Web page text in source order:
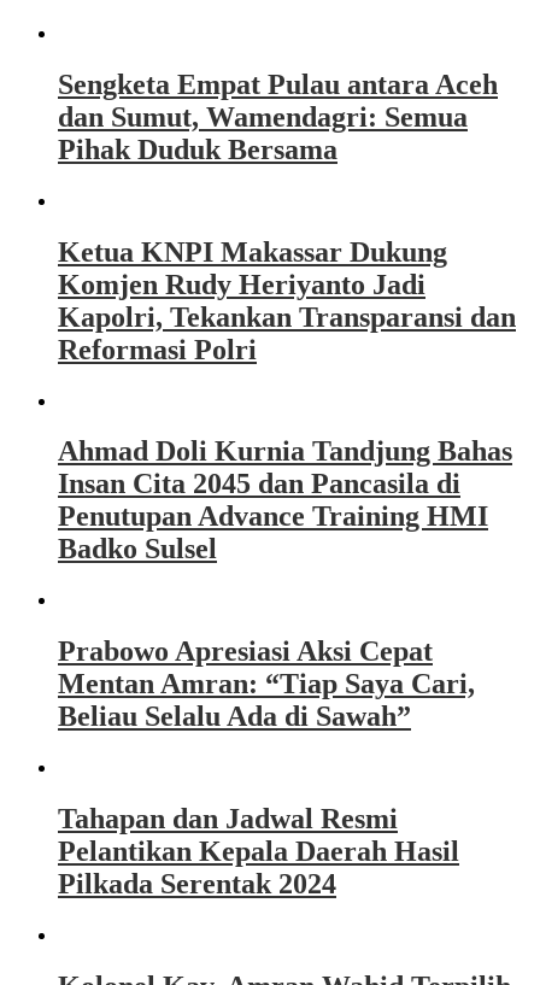
Sengketa Empat Pulau antara Aceh
dan Sumut, Wamendagri: Semua
Pihak Duduk Bersama
Ketua KNPI Makassar Dukung
Komjen Rudy Heriyanto Jadi
Kapolri, Tekankan Transparansi dan
Reformasi Polri
Ahmad Doli Kurnia Tandjung Bahas
Insan Cita 2045 dan Pancasila di
Penutupan Advance Training HMI
Badko Sulsel
Prabowo Apresiasi Aksi Cepat
Mentan Amran: “Tiap Saya Cari,
Beliau Selalu Ada di Sawah”
Tahapan dan Jadwal Resmi
Pelantikan Kepala Daerah Hasil
Pilkada Serentak 2024